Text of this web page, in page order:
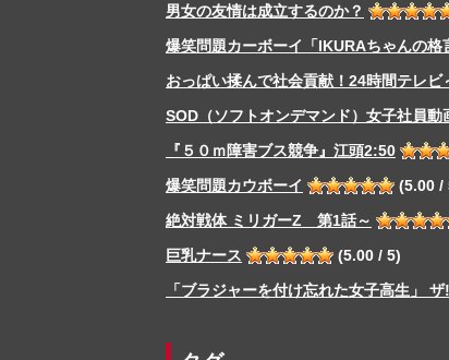
男女の友情は成立するのか？
爆笑問題カーボーイ「IKURAちゃんの格
おっぱい揉んで社会貢献！24時間テレビ
SOD（ソフトオンデマンド）女子社員動
『５０ｍ障害ブス競争』江頭2:50
爆笑問題カウボーイ
(5.00 /
絶対戦体 ミリガーZ 第1話～
巨乳ナース
(5.00 / 5)
「ブラジャーを付け忘れた女子高生」